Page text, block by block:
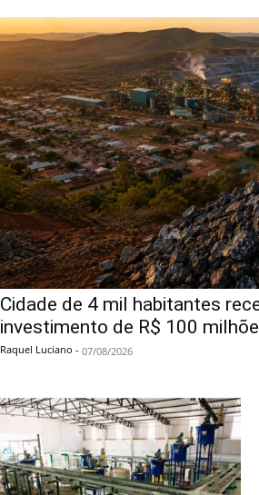
Cidade de 4 mil habitantes
investimento de R$ 100
Raquel Luciano - 07/08/2026